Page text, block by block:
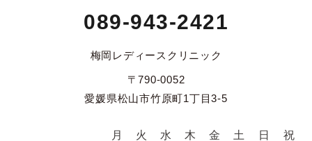
089-943-2421
梅岡レディースクリニック
〒790-0052
愛媛県松山市竹原町1丁目3-5
月 火 水 木 金 土 日 祝